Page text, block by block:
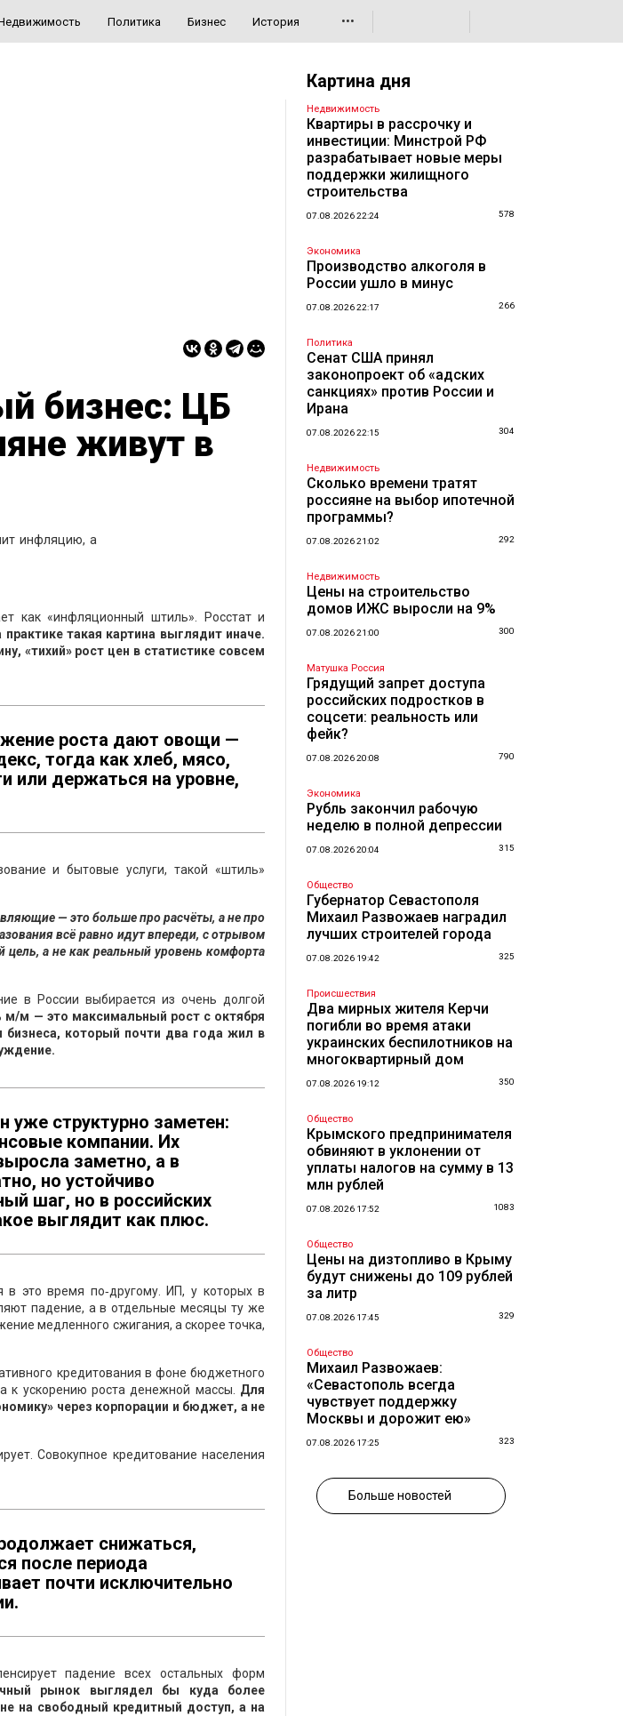
Политика Бизнес История •••
бизнес: ЦБ
живут в
как «инфляционный штиль». Росстат и
практике такая картина выглядит иначе.
«тихий» рост цен в статистике совсем
роста дают овощи —
тогда как хлеб, мясо,
или держаться на уровне,
и бытовые услуги, такой «штиль»
— это больше про расчёты, а не про
всё равно идут впереди, с отрывом
а не как реальный уровень комфорта
в России выбирается из очень долгой
м/м — это максимальный рост с октября
бизнеса, который почти два года жил в
уже структурно заметен:
компании. Их
заметно, а в
но устойчиво
шаг, но в российских
выглядит как плюс.
в это время по‑другому. ИП, у которых в
падение, а в отдельные месяцы ту же
медленного сжигания, а скорее точка,
кредитования в фоне бюджетного
к ускорению роста денежной массы. Для
через корпорации и бюджет, а не
Совокупное кредитование населения
снижаться,
после периода
почти исключительно
падение всех остальных форм
рынок выглядел бы куда более
на свободный кредитный доступ, а на
Картина дня
Недвижимость
Квартиры в рассрочку и
инвестиции: Минстрой РФ
разрабатывает новые меры
поддержки жилищного
строительства
07.08.2026 22:24 578
Экономика
Производство алкоголя в
России ушло в минус
07.08.2026 22:17 266
Политика
Сенат США принял
законопроект об «адских
санкциях» против России и
Ирана
07.08.2026 22:15 304
Недвижимость
Сколько времени тратят
россияне на выбор ипотечной
программы?
07.08.2026 21:02 292
Недвижимость
Цены на строительство
домов ИЖС выросли на 9%
07.08.2026 21:00 300
Матушка Россия
Грядущий запрет доступа
российских подростков в
соцсети: реальность или
фейк?
07.08.2026 20:08 790
Экономика
Рубль закончил рабочую
неделю в полной депрессии
07.08.2026 20:04 315
Общество
Губернатор Севастополя
Михаил Развожаев наградил
лучших строителей города
07.08.2026 19:42 325
Происшествия
Два мирных жителя Керчи
погибли во время атаки
украинских беспилотников на
многоквартирный дом
07.08.2026 19:12 350
Общество
Крымского предпринимателя
обвиняют в уклонении от
уплаты налогов на сумму в 13
млн рублей
07.08.2026 17:52 1083
Общество
Цены на дизтопливо в Крыму
будут снижены до 109 рублей
за литр
07.08.2026 17:45 329
Общество
Михаил Развожаев:
«Севастополь всегда
чувствует поддержку
Москвы и дорожит ею»
07.08.2026 17:25 323
Больше новостей